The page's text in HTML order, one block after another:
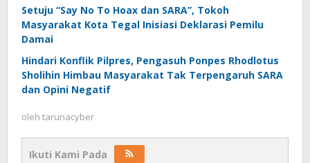
Setuju “Say No To Hoax dan SARA”, Tokoh
Masyarakat Kota Tegal Inisiasi Deklarasi Pemilu
Damai
Hindari Konflik Pilpres, Pengasuh Ponpes Rhodlotus
Sholihin Himbau Masyarakat Tak Terpengaruh SARA
dan Opini Negatif
oleh tarunacyber
Ikuti Kami Pada